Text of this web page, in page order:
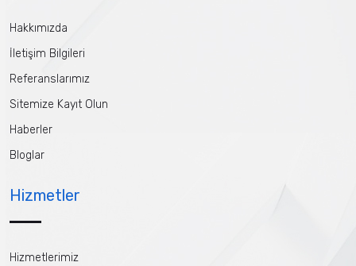
Hakkımızda
İletişim Bilgileri
Referanslarımız
Sitemize Kayıt Olun
Haberler
Bloglar
Hizmetler
Hizmetlerimiz